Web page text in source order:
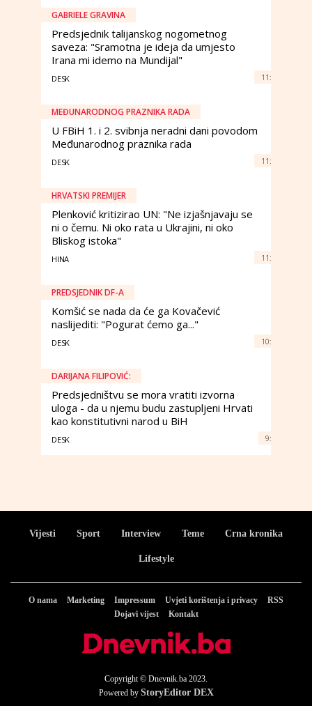
GABRIELE GRAVINA
Predsjednik talijanskog nogometnog
saveza: "Sramotna je ideja da umjesto
Irana mi idemo na Mundijal"
DESK 11:
MEĐUNARODNOG PRAZNIKA RADA
U FBiH 1. i 2. svibnja neradni dani povodom
Međunarodnog praznika rada
DESK 11:
HRVATSKI PREMIJER
Plenković kritizirao UN: "Ne izjašnjavaju se
ni o čemu. Ni oko rata u Ukrajini, ni oko
Bliskog istoka"
HINA 11:
PREDSJEDNIK DF-A
Komšić se nada da će ga Kovačević
naslijediti: "Pogurat ćemo ga..."
DESK 10:
DARIJANA FILIPOVIĆ:
Predsjedništvu se mora vratiti izvorna
uloga - da u njemu budu zastupljeni Hrvati
kao konstitutivni narod u BiH
DESK 9:
Vijesti Sport Interview Teme Crna kronika
Lifestyle
O nama Marketing Impressum Uvjeti korištenja i privacy
RSS
Dojavi vijest
Kontakt
Copyright © Dnevnik.ba 2023.
Powered by StoryEditor DEX